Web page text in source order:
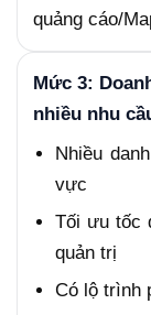
quảng cáo/
Mức 3:
nhiều nhu
Nhiều
vực
Tối ưu tốc
quản trị
Có lộ trình